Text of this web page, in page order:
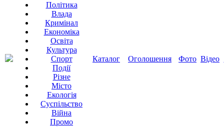
Політика
Влада
Кримінал
Економіка
Освіта
Культура
Спорт
Події
Різне
Місто
Екологія
Суспільство
Війна
Промо
Каталог Оголошення Фото Відео